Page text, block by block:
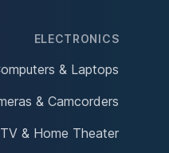
ELECTRONICS
& Laptops
& Camcorders
TV & Home Theater